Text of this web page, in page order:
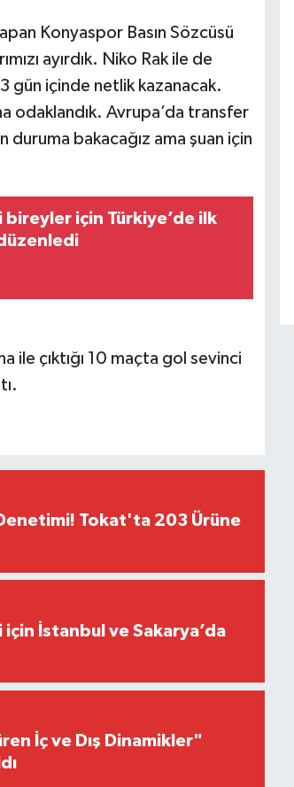
Konyaspor Basın Sözcüsü
ayırdık. Niko Rak ile de
içinde netlik kazanacak.
odaklandık. Avrupa’da transfer
bakacağız ama şuan için
için Türkiye’de ilk
düzenledi
ile çıktığı 10 maçta gol sevinci
Tokat'ta 203 Ürüne
İstanbul ve Sakarya’da
İç ve Dış Dinamikler"